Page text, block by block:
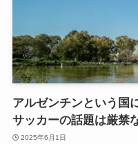
アルゼンチンという国
サッカーの話題は厳禁
2025年6月1日